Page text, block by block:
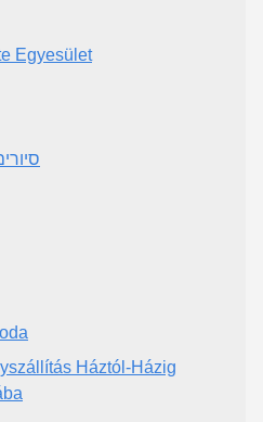
Egyesület
Háztól-Házig